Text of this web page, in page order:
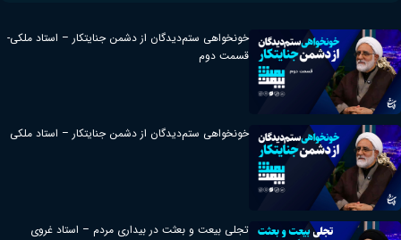
خونخواهی ستم‌دیدگان از دشمن جنایتکار – استاد ملکی-
قسمت دوم
خونخواهی ستم‌دیدگان از دشمن جنایتکار – استاد ملکی
تجلی بیعت و بعثت در بیداری مردم – استاد غروی